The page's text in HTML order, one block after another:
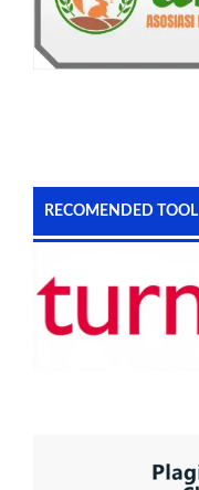
RECOMENDED TOOL